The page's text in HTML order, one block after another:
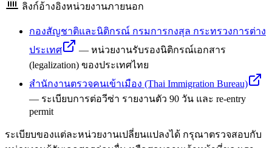
ลิงก์อ้างอิงหน่วยงานภายนอก
กองสัญชาติและนิติกรณ์ กรมการกงสุล กระทรวงการต่าง
ประเทศ
— หน่วยงานรับรองนิติกรณ์เอกสาร
(legalization) ของประเทศไทย
สำนักงานตรวจคนเข้าเมือง (Thai Immigration Bureau)
— ระเบียบการต่อวีซ่า รายงานตัว 90 วัน และ re-entry
permit
ระเบียบของแต่ละหน่วยงานเปลี่ยนแปลงได้ กรุณาตรวจสอบกับ